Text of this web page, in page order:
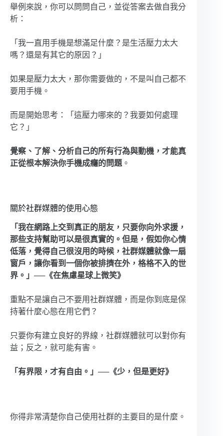
舉例來說，你可以問問自己，並從答案去做自我分
析：
「我一直用手機是想滿足什麼？是生活壓力太大
嗎？還是有其它的原因？」
如果是壓力太大，那你需要做的，不是叫自己都不
要用手機。
而是開始思考：「這壓力哪來的？我要如何處理
它？」
覺察、了解、分析自己的所有行為與動機，才能真
正從根本解決你手機成癮的問題 。
關於社群媒體的使用心態
「我在網路上交到真正的朋友，只要你向外求援，
那些支持幫助可以是很真實的。但是，假如你心情
低落，覺得自己很沒用的時候，社群媒體就像一扇
窗戶，讓你看到一個你被排擠在外，格格不入的世
界。」──《在焦慮星球上微笑》
重點不是讓自己不要用社群媒體，而是你到底是保
持著什麼心態在用它們？
只要你有建立良好的界線，社群媒體就可以對你有
益；反之，就可能有害。
「有界限，才有自由。」──《少，但是更好》
你得非常清楚你自己使用社群的主要目的是什麼。